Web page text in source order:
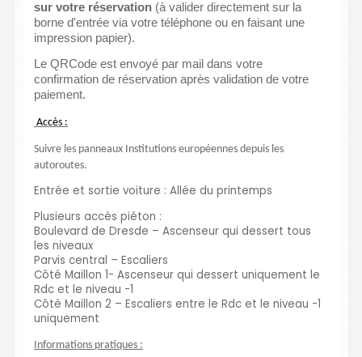
sur votre réservation (à valider directement sur la
borne d'entrée via votre téléphone ou en faisant une
impression papier).
Le QRCode est envoyé par mail dans votre
confirmation de réservation après validation de votre
paiement.
Accès :
Suivre les panneaux Institutions européennes depuis les
autoroutes.
Entrée et sortie voiture : Allée du printemps
Plusieurs accès piéton :
Boulevard de Dresde – Ascenseur qui dessert tous
les niveaux
Parvis central – Escaliers
Côté Maillon 1- Ascenseur qui dessert uniquement le
Rdc et le niveau -1
Côté Maillon 2 – Escaliers entre le Rdc et le niveau -1
uniquement
Informations pratiques :